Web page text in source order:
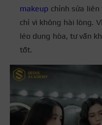
makeup chỉnh sửa
chỉ vì không hài lòng.
léo dung hòa, tư vấn
tốt.